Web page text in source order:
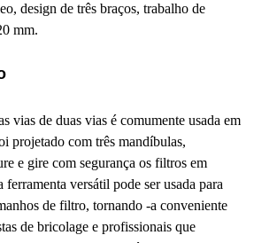
design de três braços, trabalho de
mm.
vias de duas vias é comumente usada em
projetado com três mandíbulas,
e gire com segurança os filtros em
ferramenta versátil pode ser usada para
de filtro, tornando -a conveniente
de bricolage e profissionais que